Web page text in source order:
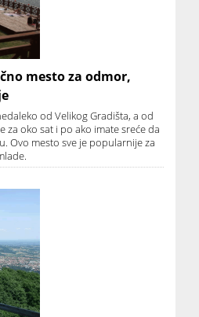
mesto za odmor,
od Velikog Gradišta, a od
za oko sat i po ako imate sreće da
Ovo mesto sve je popularnije za